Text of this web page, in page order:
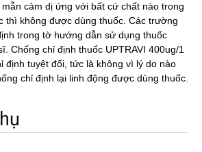
cảm dị ứng với bất cứ chất nào trong
thì không được dùng thuốc. Các trường
trong tờ hướng dẫn sử dụng thuốc
Chống chỉ định thuốc UPTRAVI 400ug/1
định tuyệt đối, tức là không vì lý do nào
chỉ định lại linh động được dùng thuốc.